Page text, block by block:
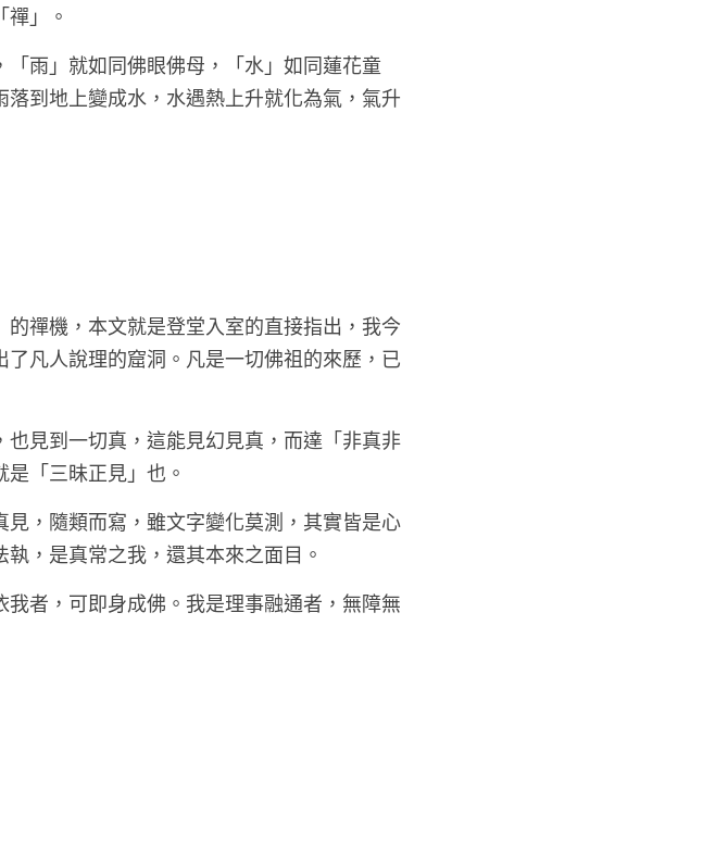
」。
雨」就如同佛眼佛母，「水」如同蓮花童
到地上變成水，水遇熱上升就化為氣，氣升
禪機，本文就是登堂入室的直接指出，我今
凡人說理的窟洞。凡是一切佛祖的來歷，已
見到一切真，這能見幻見真，而達「非真非
「三昧正見」也。
，隨類而寫，雖文字變化莫測，其實皆是心
，是真常之我，還其本來之面目。
者，可即身成佛。我是理事融通者，無障無